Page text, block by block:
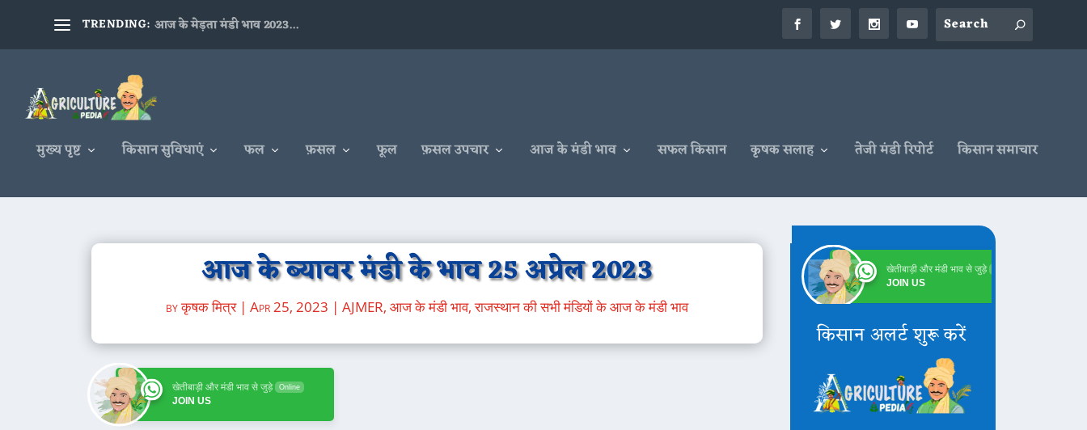
TRENDING: आज के मेड़ता मंडी भाव 2023...
मुख्य पृष्ट किसान सुविधाएं फल फ़सल फूल फ़सल उपचार आज के मंडी भाव सफल किसान कृषक सलाह तेजी मंडी रिपोर्ट किसान समाचार
आज के ब्यावर मंडी के भाव 25 अप्रेल 2023
byकृषक मित्र|Apr 25, 2023 |AJMER,आज के मंडी भाव,राजस्थान की सभी मंडियों के आज के मंडी भाव
खेतीबाड़ी और मंडी भाव से जुड़े Online
JOIN US
खेतीबाड़ी और मंडी भाव से जुड़े
JOIN US
किसान अलर्ट शुरू करें